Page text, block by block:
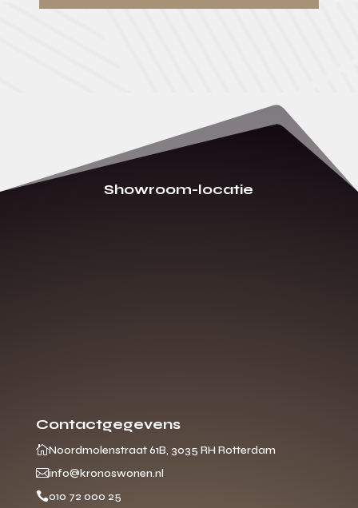
Showroom-locatie
Contactgegevens
Noordmolenstraat 61B, 3035 RH Rotterdam
info@kronoswonen.nl
010 72 000 25